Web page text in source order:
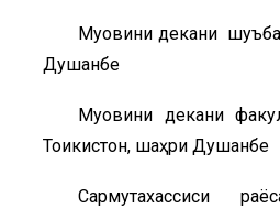
Муовини декани
Душанбе
Муовини декани
Тоҷикистон, шаҳри Душанбе
Сармутахассиси